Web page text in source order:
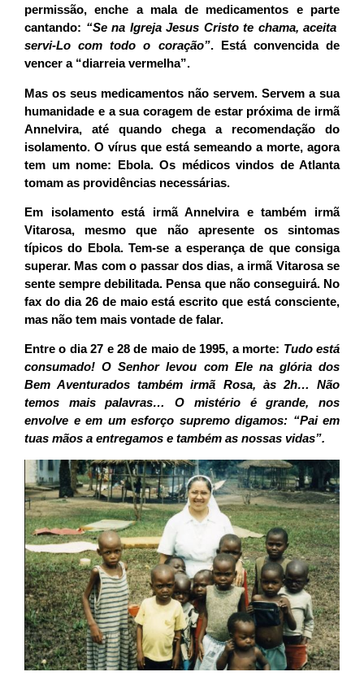
permissão, enche a mala de medicamentos e parte
cantando: “Se na Igreja Jesus Cristo te chama, aceita
servi-Lo com todo o coração”. Está convencida de
vencer a “diarreia vermelha”.
Mas os seus medicamentos não servem. Servem a sua
humanidade e a sua coragem de estar próxima de irmã
Annelvira, até quando chega a recomendação do
isolamento. O vírus que está semeando a morte, agora
tem um nome: Ebola. Os médicos vindos de Atlanta
tomam as providências necessárias.
Em isolamento está irmã Annelvira e também irmã
Vitarosa, mesmo que não apresente os sintomas
típicos do Ebola. Tem-se a esperança de que consiga
superar. Mas com o passar dos dias, a irmã Vitarosa se
sente sempre debilitada. Pensa que não conseguirá. No
fax do dia 26 de maio está escrito que está consciente,
mas não tem mais vontade de falar.
Entre o dia 27 e 28 de maio de 1995, a morte: Tudo está
consumado! O Senhor levou com Ele na glória dos
Bem Aventurados também irmã Rosa, às 2h… Não
temos mais palavras… O mistério é grande, nos
envolve e em um esforço supremo digamos: “Pai em
tuas mãos a entregamos e também as nossas vidas”.